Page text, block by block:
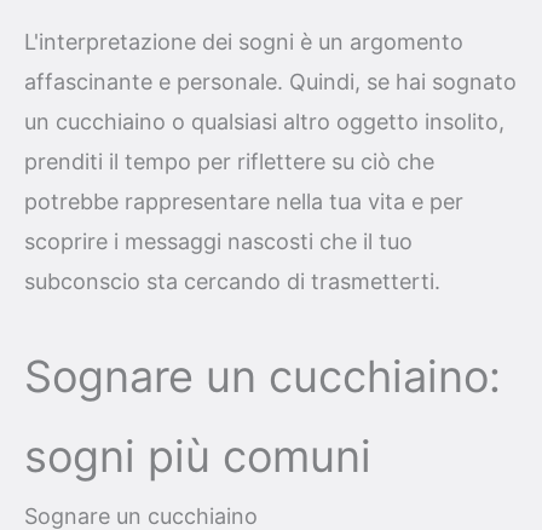
L'interpretazione dei sogni è un argomento
affascinante e personale. Quindi, se hai sognato
un cucchiaino o qualsiasi altro oggetto insolito,
prenditi il tempo per riflettere su ciò che
potrebbe rappresentare nella tua vita e per
scoprire i messaggi nascosti che il tuo
subconscio sta cercando di trasmetterti.
Sognare un cucchiaino:
sogni più comuni
Sognare un cucchiaino